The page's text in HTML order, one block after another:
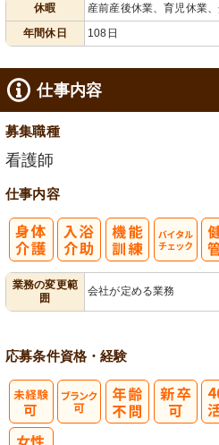
休暇
産前産後休業、育児休業
年間休日
108日
仕事内容
募集職種
看護師
仕事内容
業務の変更範
囲
会社が定める業務
応募条件資格・経験